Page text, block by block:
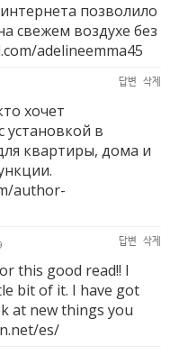
позволило
свежем воздухе без
adelineemma45
답변 삭제
хочет
установкой в
квартиры, дома и
author-
답변 삭제
this good read!! I
bit of it. I have got
at new things you
es/